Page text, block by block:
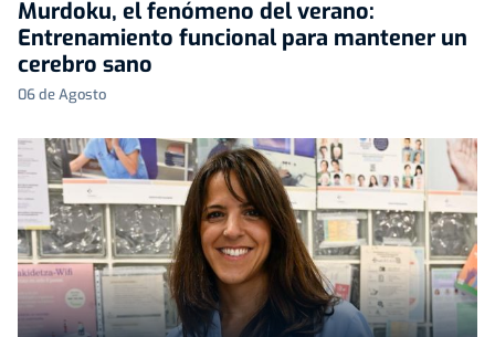
Murdoku, el fenómeno del verano:
Entrenamiento funcional para mantener un
cerebro sano
06 de Agosto